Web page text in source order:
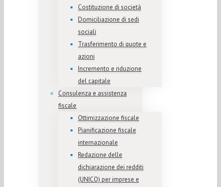
Costituzione di società
Domiciliazione di sedi
sociali
Trasferimento di quote e
azioni
Incremento e riduzione
del capitale
Consulenza e assistenza
fiscale
Ottimizzazione fiscale
Pianificazione fiscale
internazionale
Redazione delle
dichiarazione dei redditi
(UNICO) per imprese e